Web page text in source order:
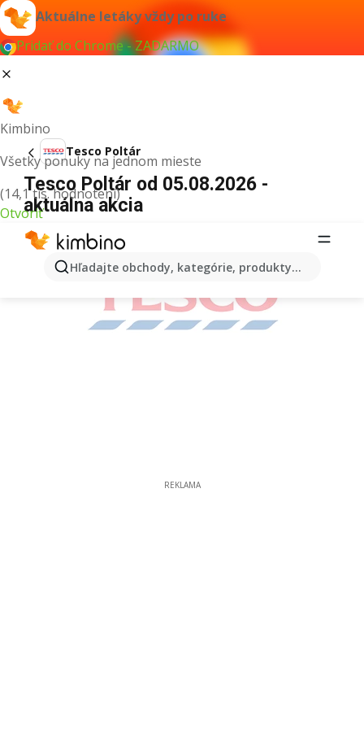
Aktuálne letáky vždy po ruke
Pridať do Chrome - ZADARMO
Kimbino
Všetky ponuky na jednom mieste
(14,1 tis. hodnotení)
Otvoriť
Hľadajte obchody, kategórie, produkty...
Tesco Poltár
Tesco Poltár od 05.08.2026 -
aktuálna akcia
REKLAMA